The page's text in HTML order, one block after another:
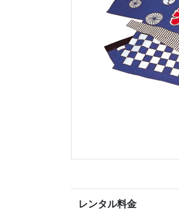
レンタル料金